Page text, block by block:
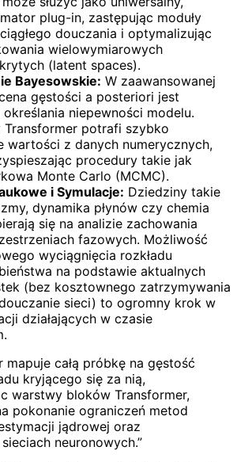
plug-in, zastępując moduły
douczania i optymalizując
wielowymiarowych
(latent spaces).
Bayesowskie: W zaawansowanej
gęstości a posteriori jest
niepewności modelu.
Transformer potrafi szybko
wartości z danych numerycznych,
procedury takie jak
Monte Carlo (MCMC).
i Symulacje: Dziedziny takie
dynamika płynów czy chemia
się na analizie zachowania
fazowych. Możliwość
wyciągnięcia rozkładu
na podstawie aktualnych
(bez kosztownego zatrzymywania
sieci) to ogromny krok w
działających w czasie
mapuje całą próbkę na gęstość
kryjącego się za nią,
warstwy bloków Transformer,
pokonanie ograniczeń metod
jądrowej oraz
neuronowych.”